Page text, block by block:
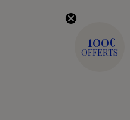
100€
OFFERTS